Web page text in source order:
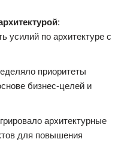
:
усилий по архитектуре с
приоритеты
бизнес-целей и
архитектурные
для повышения